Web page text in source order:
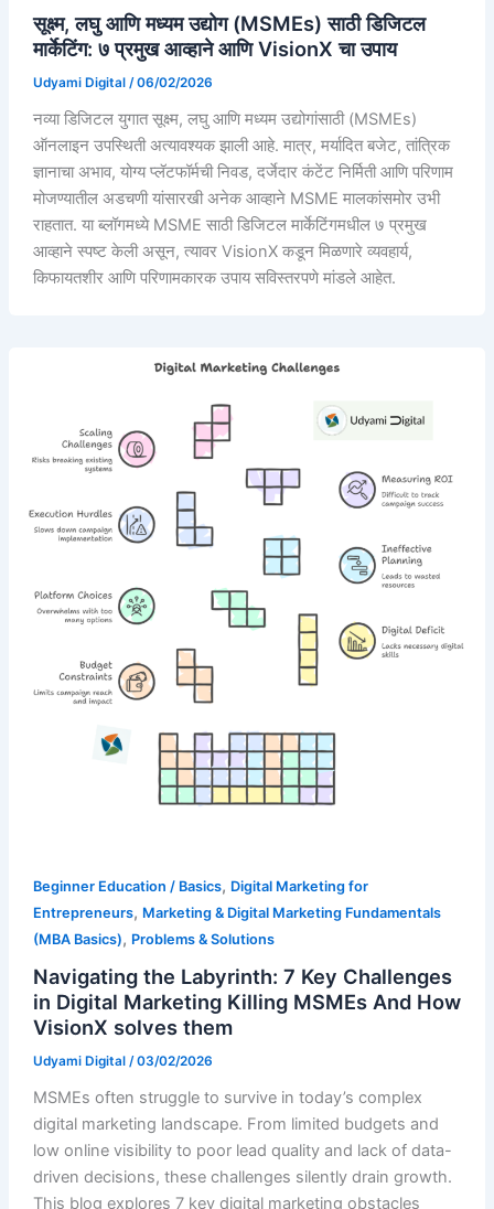
सूक्ष्म, लघु आणि मध्यम उद्योग (MSMEs) साठी डिजिटल
मार्केटिंग: ७ प्रमुख आव्हाने आणि VisionX चा उपाय
Udyami Digital /06/02/2026
नव्या डिजिटल युगात सूक्ष्म, लघु आणि मध्यम उद्योगांसाठी (MSMEs)
ऑनलाइन उपस्थिती अत्यावश्यक झाली आहे. मात्र, मर्यादित बजेट, तांत्रिक
ज्ञानाचा अभाव, योग्य प्लॅटफॉर्मची निवड, दर्जेदार कंटेंट निर्मिती आणि परिणाम
मोजण्यातील अडचणी यांसारखी अनेक आव्हाने MSME मालकांसमोर उभी
राहतात. या ब्लॉगमध्ये MSME साठी डिजिटल मार्केटिंगमधील ७ प्रमुख
आव्हाने स्पष्ट केली असून, त्यावर VisionX कडून मिळणारे व्यवहार्य,
किफायतशीर आणि परिणामकारक उपाय सविस्तरपणे मांडले आहेत.
Beginner Education / Basics, Digital Marketing for
Entrepreneurs, Marketing & Digital Marketing Fundamentals
(MBA Basics), Problems & Solutions
Navigating the Labyrinth: 7 Key Challenges
in Digital Marketing Killing MSMEs And How
VisionX solves them
Udyami Digital /03/02/2026
MSMEs often struggle to survive in today’s complex
digital marketing landscape. From limited budgets and
low online visibility to poor lead quality and lack of data-
driven decisions, these challenges silently drain growth.
This blog explores 7 key digital marketing obstacles